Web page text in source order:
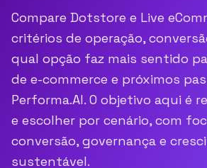
Compare Dotstore e Live
critérios de operação,
qual opção faz mais sentido
de e-commerce e próximos
Performa.AI. O objetivo aqui é
e escolher por cenário, com
conversão, governança e
sustentável.